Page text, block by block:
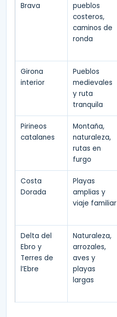
Brava
pueblos
costeros,
caminos de
ronda
Girona
interior
Pueblos
medievales
y ruta
tranquila
Pirineos
catalanes
Montaña,
naturaleza,
rutas en
furgo
Costa
Dorada
Playas
amplias y
viaje familiar
Delta del
Ebro y
Terres de
l’Ebre
Naturaleza,
arrozales,
aves y
playas
largas